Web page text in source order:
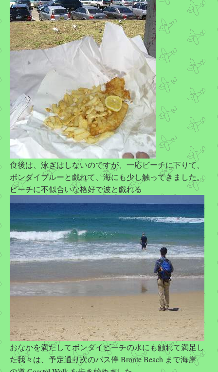
食後は、泳ぎはしないのですが、一応ビーチに下りて、
ボンダイブルーと戯れて、海にも少し触ってきました。
ビーチに不似合いな格好で波と戯れる
おなかを満たしてボンダイビーチの水にも触れて満足し
た我々は、予定通り次のバス停 Bronte Beach まで海岸